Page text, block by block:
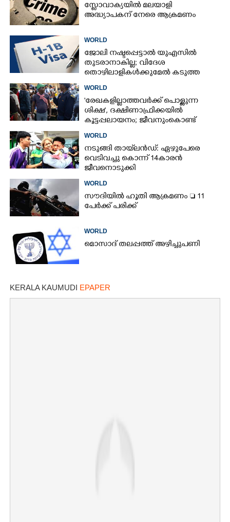
സ്ലോവാക്യയിൽ മലയാളി
അദ്ധ്യാപകന് നേരെ ആക്രമണം
WORLD
ജോലി നഷ്ടപ്പെട്ടാൽ യുഎസിൽ
തുടരാനാകില്ല; വിദേശ
തൊഴിലാളികൾക്കുമേൽ കടുത്ത
WORLD
'രേഖകളില്ലാത്തവർക്ക് പൊള്ളുന്ന
ശിക്ഷ', ദക്ഷിണാഫ്രിക്കയിൽ
കൂട്ടപ്പലായനം; ജീവനുംകൊണ്ട്
പേർ
WORLD
നടുങ്ങി തായ്‌ലൻഡ്: ഏഴുപേരെ
വെടിവച്ചു കൊന്ന് 14കാരൻ
ജീവനൊടുക്കി
WORLD
സൗദിയിൽ ഹൂതി ആക്രമണം  11
പേർക്ക് പരിക്ക്
WORLD
മൊസാദ് തലപ്പത്ത് അഴിച്ചുപണി
KERALA KAUMUDI EPAPER